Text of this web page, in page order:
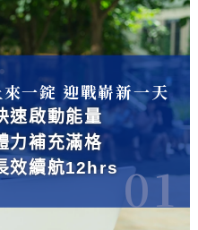
一錠 迎戰嶄新一天
速啟動能量
力補充滿格
效續航12hrs 01